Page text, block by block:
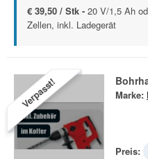
€ 39,50 / Stk - 20 V/1,5 Ah
Zellen, inkl. Ladegerät
Verpasst! Marke:
Preis: